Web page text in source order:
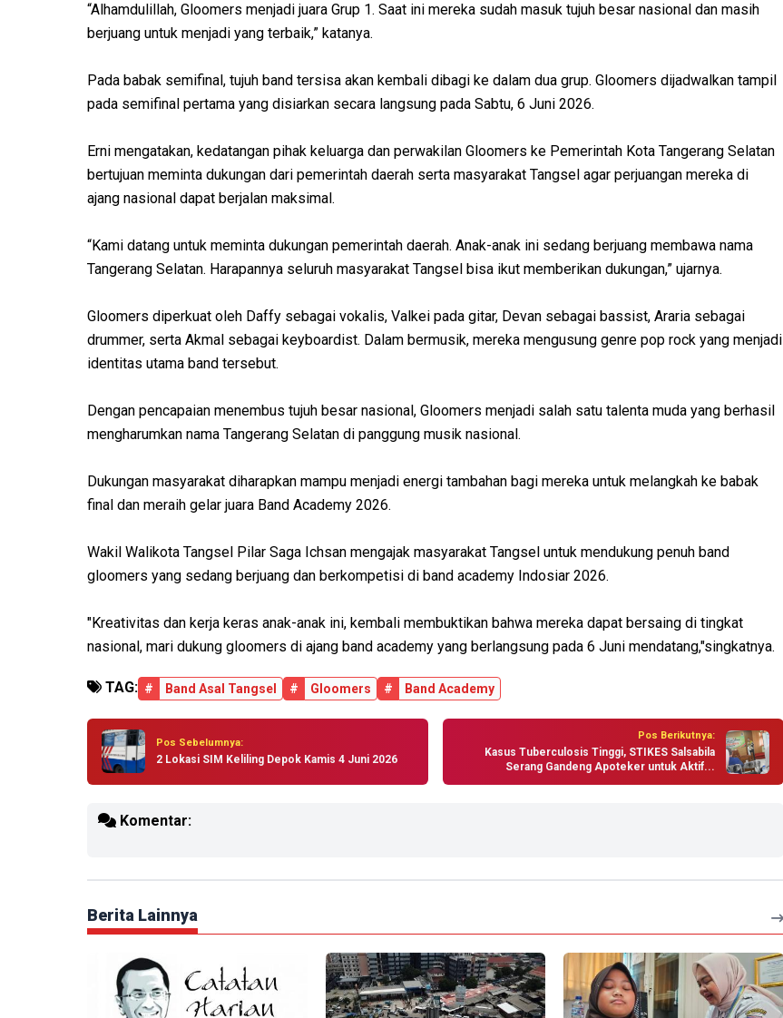
“Alhamdulillah, Gloomers menjadi juara Grup 1. Saat ini mereka sudah masuk tujuh besar nasional dan masih
berjuang untuk menjadi yang terbaik,” katanya.
Pada babak semifinal, tujuh band tersisa akan kembali dibagi ke dalam dua grup. Gloomers dijadwalkan tampil
pada semifinal pertama yang disiarkan secara langsung pada Sabtu, 6 Juni 2026.
Erni mengatakan, kedatangan pihak keluarga dan perwakilan Gloomers ke Pemerintah Kota Tangerang Selatan
bertujuan meminta dukungan dari pemerintah daerah serta masyarakat Tangsel agar perjuangan mereka di
ajang nasional dapat berjalan maksimal.
“Kami datang untuk meminta dukungan pemerintah daerah. Anak-anak ini sedang berjuang membawa nama
Tangerang Selatan. Harapannya seluruh masyarakat Tangsel bisa ikut memberikan dukungan,” ujarnya.
Gloomers diperkuat oleh Daffy sebagai vokalis, Valkei pada gitar, Devan sebagai bassist, Araria sebagai
drummer, serta Akmal sebagai keyboardist. Dalam bermusik, mereka mengusung genre pop rock yang menjadi
identitas utama band tersebut.
Dengan pencapaian menembus tujuh besar nasional, Gloomers menjadi salah satu talenta muda yang berhasil
mengharumkan nama Tangerang Selatan di panggung musik nasional.
Dukungan masyarakat diharapkan mampu menjadi energi tambahan bagi mereka untuk melangkah ke babak
final dan meraih gelar juara Band Academy 2026.
Wakil Walikota Tangsel Pilar Saga Ichsan mengajak masyarakat Tangsel untuk mendukung penuh band
gloomers yang sedang berjuang dan berkompetisi di band academy Indosiar 2026.
"Kreativitas dan kerja keras anak-anak ini, kembali membuktikan bahwa mereka dapat bersaing di tingkat
nasional, mari dukung gloomers di ajang band academy yang berlangsung pada 6 Juni mendatang,"singkatnya.
TAG: # Band Asal Tangsel # Gloomers # Band Academy
Pos Sebelumnya:
2 Lokasi SIM Keliling Depok Kamis 4 Juni 2026
Pos Berikutnya:
Kasus Tuberculosis Tinggi, STIKES Salsabila
Serang Gandeng Apoteker untuk Aktif...
Komentar:
Berita Lainnya